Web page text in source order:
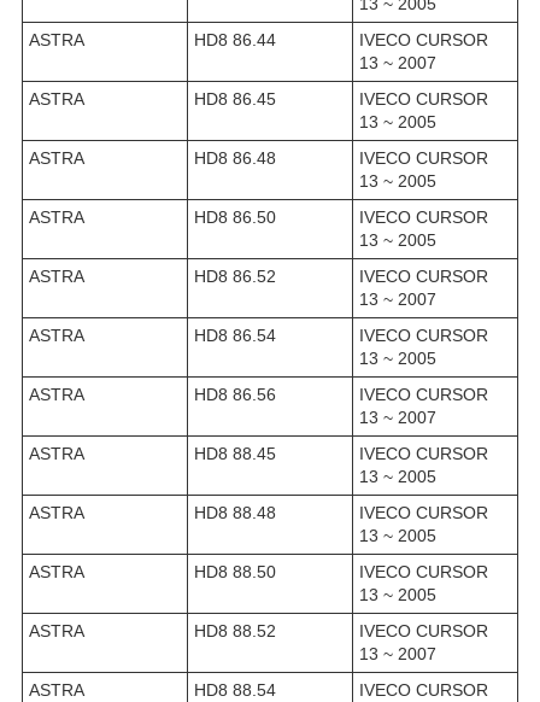
13 ~ 2005
ASTRA
HD8 86.44
IVECO CURSOR
13 ~ 2007
ASTRA
HD8 86.45
IVECO CURSOR
13 ~ 2005
ASTRA
HD8 86.48
IVECO CURSOR
13 ~ 2005
ASTRA
HD8 86.50
IVECO CURSOR
13 ~ 2005
ASTRA
HD8 86.52
IVECO CURSOR
13 ~ 2007
ASTRA
HD8 86.54
IVECO CURSOR
13 ~ 2005
ASTRA
HD8 86.56
IVECO CURSOR
13 ~ 2007
ASTRA
HD8 88.45
IVECO CURSOR
13 ~ 2005
ASTRA
HD8 88.48
IVECO CURSOR
13 ~ 2005
ASTRA
HD8 88.50
IVECO CURSOR
13 ~ 2005
ASTRA
HD8 88.52
IVECO CURSOR
13 ~ 2007
ASTRA
HD8 88.54
IVECO CURSOR